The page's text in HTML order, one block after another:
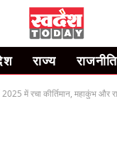
राज्य राजनीति
कीर्तिमान, महाकुंभ और राम मंदिर के भव्य आयोजन,